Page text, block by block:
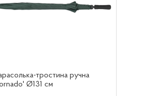
тростина ручна
Ø131 cм